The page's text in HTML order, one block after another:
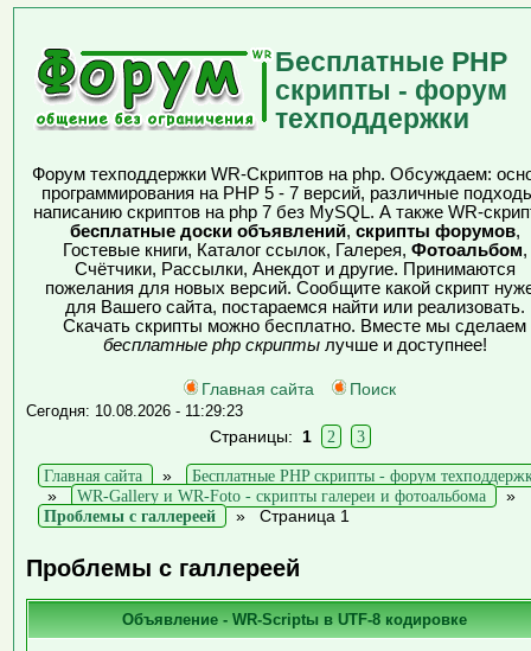
Бесплатные PHP
скрипты - форум
техподдержки
Форум техподдержки WR-Скриптов на php. Обсуждаем:
программирования на PHP 5 - 7 версий, различные
написанию скриптов на php 7 без MySQL. А также WR-
бесплатные доски объявлений, скрипты форумов,
Гостевые книги, Каталог ссылок, Галерея, Фотоальбом,
Счётчики, Рассылки, Анекдот и другие. Принимаются
пожелания для новых версий. Сообщите какой скрипт
для Вашего сайта, постараемся найти или реализовать.
Скачать скрипты можно бесплатно. Вместе мы сделаем
бесплатные php скриптылучше и доступнее!
Главная сайта Поиск
Сегодня: 10.08.2026 - 11:29:23
Страницы: 1 2 3
Главная сайта »
Бесплатные PHP скрипты - форум
»
WR-Gallery и WR-Foto - скрипты галереи и фотоальбома
»
Проблемы с галлереей
» Страница 1
Проблемы с галлереей
Объявление - WR-Scriptы в UTF-8 кодировке